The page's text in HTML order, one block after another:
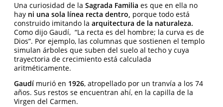
Una curiosidad de la Sagrada Familia es que en ella no
hay ni una sola línea recta dentro, porque todo está
construido imitando la arquitectura de la naturaleza.
Como dijo Gaudí, “La recta es del hombre; la curva es de
Dios”. Por ejemplo, las columnas que sostienen el templo
simulan árboles que suben del suelo al techo y cuya
trayectoria de crecimiento está calculada
aritméticamente.
Gaudímurió en 1926, atropellado por un tranvía a los 74
años. Sus restos se encuentran ahí, en la capilla de la
Virgen del Carmen.